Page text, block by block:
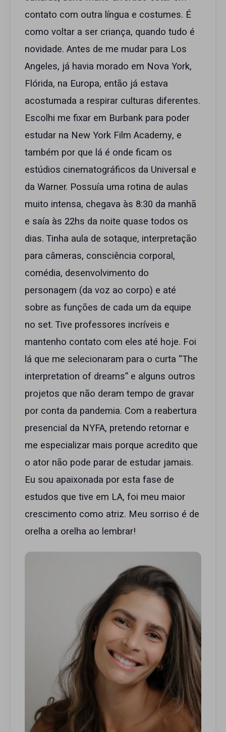
contato com outra língua e costumes. É
como voltar a ser criança, quando tudo é
novidade. Antes de me mudar para Los
Angeles, já havia morado em Nova York,
Flórida, na Europa, então já estava
acostumada a respirar culturas diferentes.
Escolhi me fixar em Burbank para poder
estudar na New York Film Academy, e
também por que lá é onde ficam os
estúdios cinematográficos da Universal e
da Warner. Possuía uma rotina de aulas
muito intensa, chegava às 8:30 da manhã
e saía às 22hs da noite quase todos os
dias. Tinha aula de sotaque, interpretação
para câmeras, consciência corporal,
comédia, desenvolvimento do
personagem (da voz ao corpo) e até
sobre as funções de cada um da equipe
no set. Tive professores incríveis e
mantenho contato com eles até hoje. Foi
lá que me selecionaram para o curta “The
interpretation of dreams” e alguns outros
projetos que não deram tempo de gravar
por conta da pandemia. Com a reabertura
presencial da NYFA, pretendo retornar e
me especializar mais porque acredito que
o ator não pode parar de estudar jamais.
Eu sou apaixonada por esta fase de
estudos que tive em LA, foi meu maior
crescimento como atriz. Meu sorriso é de
orelha a orelha ao lembrar!